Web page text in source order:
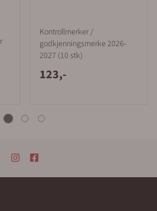
Kontrollmerker /
godkjenningsmerke 2026-
2027 (10 stk)
123,-